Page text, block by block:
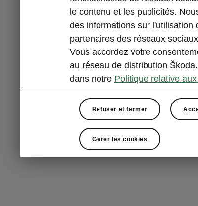
le contenu et les publicités.
des informations sur l'utilisation
partenaires des réseaux
Vous accordez votre
au réseau de distribution
dans notre Politique relative
Refuser et fermer
Gérer les cookies